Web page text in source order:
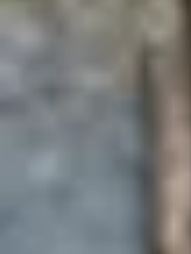
Visite cave &
Visite cave &
Visite rhumerie
Domaines